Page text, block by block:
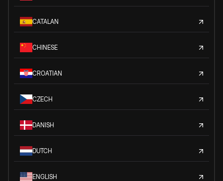
CATALAN
CHINESE
CROATIAN
CZECH
DANISH
DUTCH
ENGLISH